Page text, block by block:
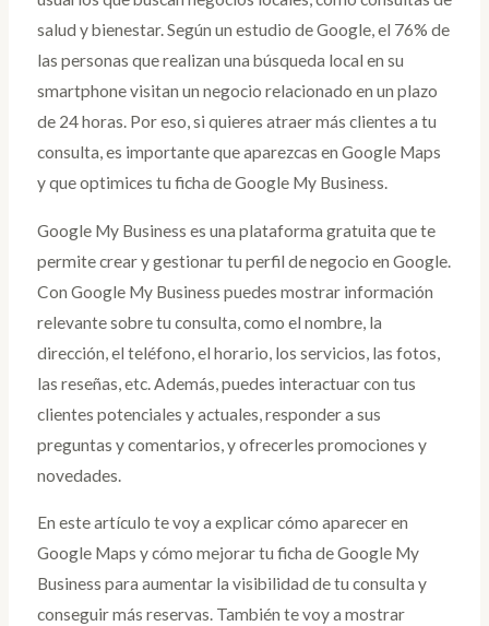
salud y bienestar. Según un estudio de Google, el 76% de
las personas que realizan una búsqueda local en su
smartphone visitan un negocio relacionado en un plazo
de 24 horas. Por eso, si quieres atraer más clientes a tu
consulta, es importante que aparezcas en Google Maps
y que optimices tu ficha de Google My Business.
Google My Business es una plataforma gratuita que te
permite crear y gestionar tu perfil de negocio en Google.
Con Google My Business puedes mostrar información
relevante sobre tu consulta, como el nombre, la
dirección, el teléfono, el horario, los servicios, las fotos,
las reseñas, etc. Además, puedes interactuar con tus
clientes potenciales y actuales, responder a sus
preguntas y comentarios, y ofrecerles promociones y
novedades.
En este artículo te voy a explicar cómo aparecer en
Google Maps y cómo mejorar tu ficha de Google My
Business para aumentar la visibilidad de tu consulta y
conseguir más reservas. También te voy a mostrar